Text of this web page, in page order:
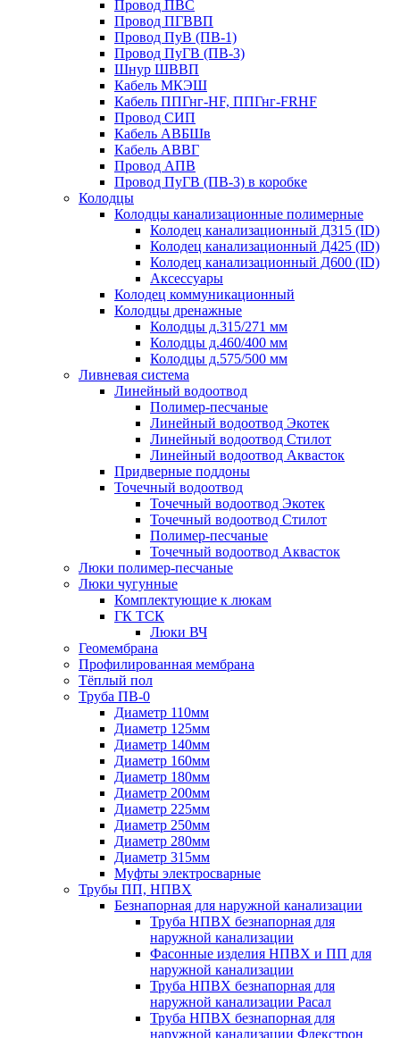
Провод ПВС
Провод ПГВВП
Провод ПуВ (ПВ-1)
Провод ПуГВ (ПВ-3)
Шнур ШВВП
Кабель МКЭШ
Кабель ППГнг-HF, ППГнг-FRHF
Провод СИП
Кабель АВБШв
Кабель АВВГ
Провод АПВ
Провод ПуГВ (ПВ-3) в коробке
Колодцы
Колодцы канализационные полимерные
Колодец канализационный Д315 (ID)
Колодец канализационный Д425 (ID)
Колодец канализационный Д600 (ID)
Аксессуары
Колодец коммуникационный
Колодцы дренажные
Колодцы д.315/271 мм
Колодцы д.460/400 мм
Колодцы д.575/500 мм
Ливневая система
Линейный водоотвод
Полимер-песчаные
Линейный водоотвод Экотек
Линейный водоотвод Стилот
Линейный водоотвод Аквасток
Придверные поддоны
Точечный водоотвод
Точечный водоотвод Экотек
Точечный водоотвод Стилот
Полимер-песчаные
Точечный водоотвод Аквасток
Люки полимер-песчаные
Люки чугунные
Комплектующие к люкам
ГК ТСК
Люки ВЧ
Геомембрана
Профилированная мембрана
Тёплый пол
Труба ПВ-0
Диаметр 110мм
Диаметр 125мм
Диаметр 140мм
Диаметр 160мм
Диаметр 180мм
Диаметр 200мм
Диаметр 225мм
Диаметр 250мм
Диаметр 280мм
Диаметр 315мм
Муфты электросварные
Трубы ПП, НПВХ
Безнапорная для наружной канализации
Труба НПВХ безнапорная для
наружной канализации
Фасонные изделия НПВХ и ПП для
наружной канализации
Труба НПВХ безнапорная для
наружной канализации Расал
Труба НПВХ безнапорная для
наружной канализации Флекстрон